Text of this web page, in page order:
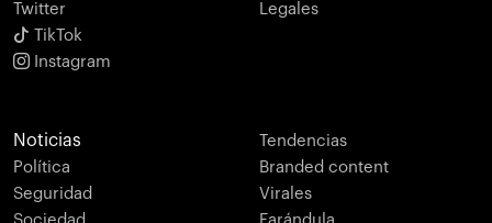
Twitter
TikTok
Instagram
Legales
Noticias
Política
Seguridad
Tendencias
Branded content
Virales